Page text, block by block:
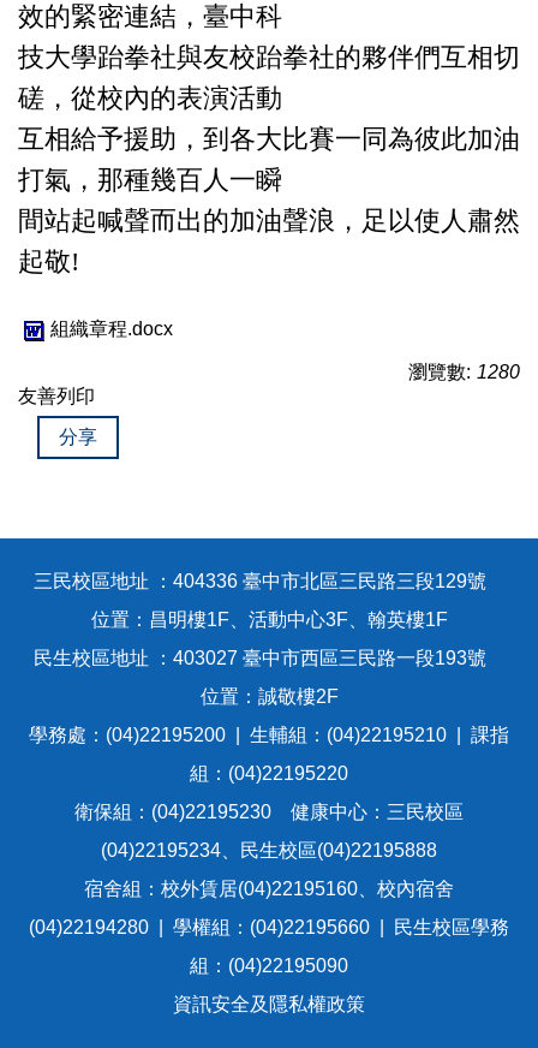
效的緊密連結，臺中科
技大學跆拳社與友校跆拳社的夥伴們互相切
磋，從校內的表演活動
互相給予援助，到各大比賽一同為彼此加油
打氣，那種幾百人一瞬
間站起喊聲而出的加油聲浪，足以使人肅然
起敬!
組織章程.docx
瀏覽數: 1280
友善列印
分享
三民校區地址 ：404336 臺中市北區三民路三段129號
位置：昌明樓1F、活動中心3F、翰英樓1F
民生校區地址 ：403027 臺中市西區三民路一段193號
位置：誠敬樓2F
學務處：(04)22195200 | 生輔組：(04)22195210 | 課指
組：(04)22195220
衛保組：(04)22195230 健康中心：三民校區
(04)22195234、民生校區(04)22195888
宿舍組：校外賃居(04)22195160、校內宿舍
(04)22194280 | 學權組：(04)22195660 | 民生校區學務
組：(04)22195090
資訊安全及隱私權政策